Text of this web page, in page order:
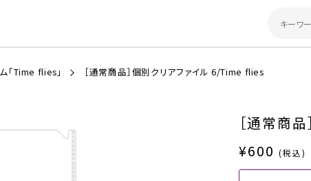
「Time flies」 ［通常商品］個別クリアファイル 6/Time flies
［通常商
¥600 (税込)